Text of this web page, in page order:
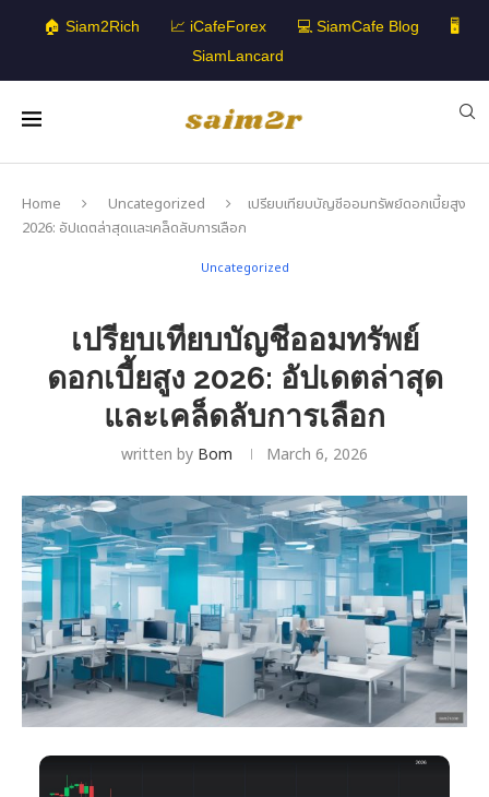
🏠 Siam2Rich 📈 iCafeForex 💻 SiamCafe Blog
🖥️
SiamLancard
Home Uncategorized
เปรียบเทียบบัญชีออมทรัพย์ดอกเบี้ยสูง
2026: อัปเดตล่าสุดและเคล็ดลับการเลือก
Uncategorized
เปรียบเทียบบัญชีออมทรัพย์
ดอกเบี้ยสูง 2026: อัปเดตล่าสุด
และเคล็ดลับการเลือก
written by Bom March 6, 2026